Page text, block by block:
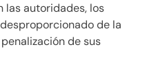
las autoridades, los
de la
de sus